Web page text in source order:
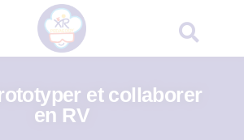
et collaborer
en RV